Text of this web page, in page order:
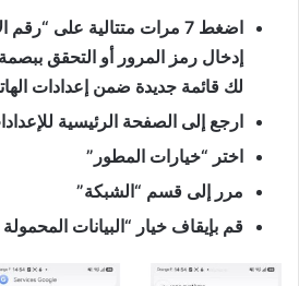
اضغط 7 مرات متتالية على
إدخال رمز المرور أو التحقق
لك قائمة جديدة ضمن إعدادات
ارجع إلى الصفحة الرئيسية
اختر “خيارات المطور”
مرر إلى قسم “الشبكة”
قم بإيقاف خيار “البيانات